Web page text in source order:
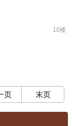
10楼
页 末页